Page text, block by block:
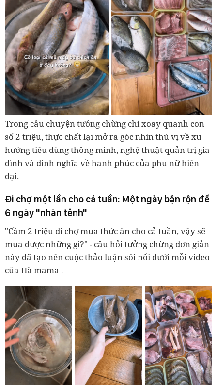
Trong câu chuyện tưởng chừng chỉ xoay quanh con
số 2 triệu, thực chất lại mở ra góc nhìn thú vị về xu
hướng tiêu dùng thông minh, nghệ thuật quản trị gia
đình và định nghĩa về hạnh phúc của phụ nữ hiện
đại.
Đi chợ một lần cho cả tuần: Một ngày bận rộn để
6 ngày "nhàn tênh"
"Cầm 2 triệu đi chợ mua thức ăn cho cả tuần, vậy sẽ
mua được những gì?" - câu hỏi tưởng chừng đơn giản
này đã tạo nên cuộc thảo luận sôi nổi dưới mỗi video
của Hà mama .